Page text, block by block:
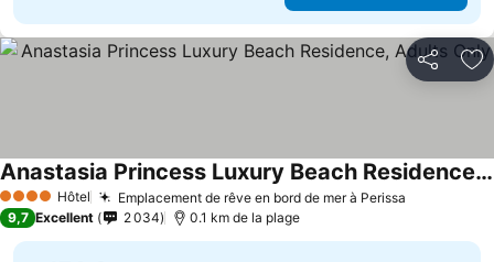
Partager
4 Étoiles Hôtel Emplacement de rêve en bord de mer à Perissa
Anastasia Princess Luxury Beach Residence, Adults Only
9,7 Excellent 2 034 0.1 km de la plage